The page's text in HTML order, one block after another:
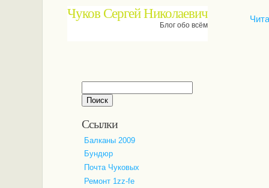
Чуков Сергей Николаевич
Блог обо всём
Ссылки
Балканы 2009
Бундюр
Почта Чуковых
Ремонт 1zz-fe